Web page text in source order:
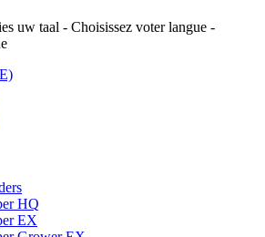
uw taal - Choisissez voter langue -
HQ
EX